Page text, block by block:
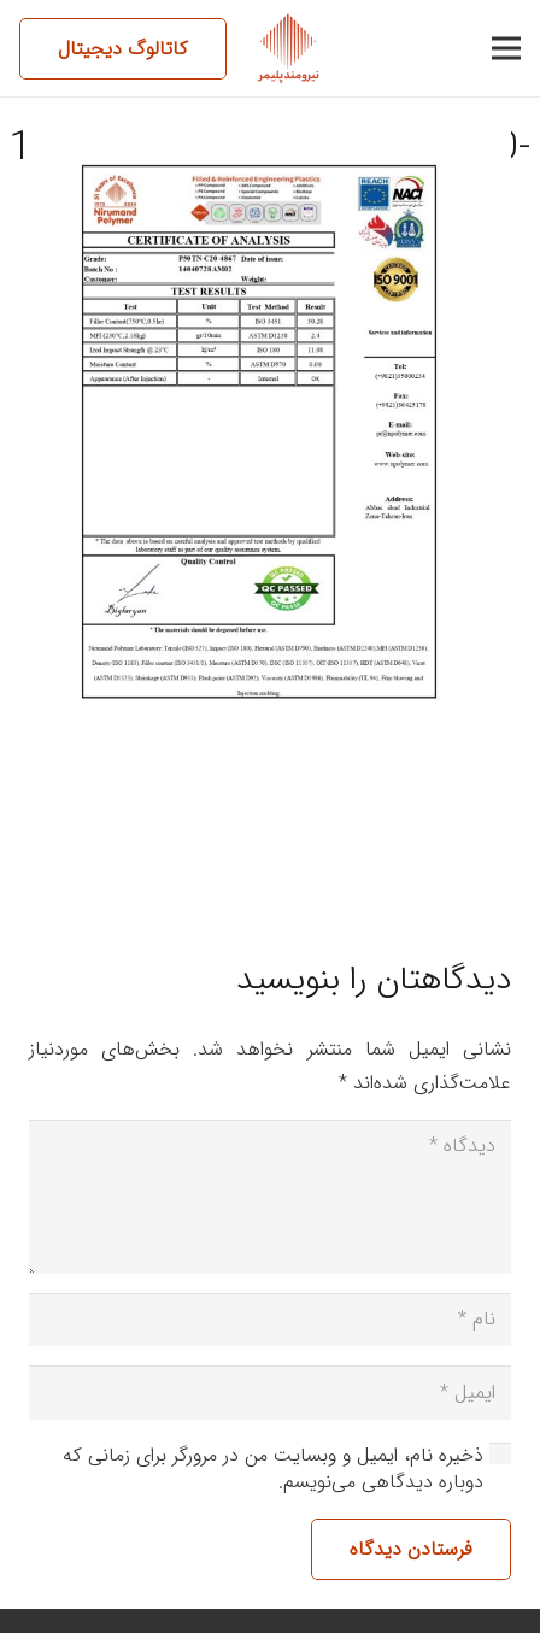
کاتالوگ دیجیتال
14040728AM02-P50TN-C20-
4867
دیدگاهتان را بنویسید
نشانی ایمیل شما منتشر نخواهد شد. بخش‌های موردنیاز
علامت‌گذاری شده‌اند *
ذخیره نام، ایمیل و وبسایت من در مرورگر برای زمانی که
دوباره دیدگاهی می‌نویسم.
فرستادن دیدگاه